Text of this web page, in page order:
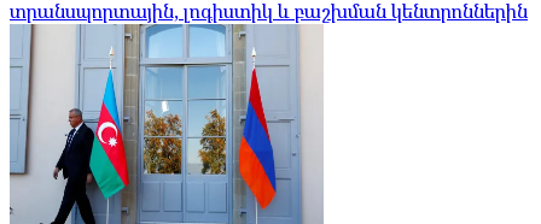
տրանսպորտային, լոգիստիկ և բաշխման կենտրոններին